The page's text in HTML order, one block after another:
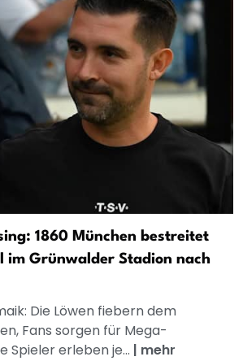
1860 München bestreitet
im Grünwalder Stadion nach
Die Löwen fiebern dem
Fans sorgen für Mega-
Spieler erleben je... | mehr